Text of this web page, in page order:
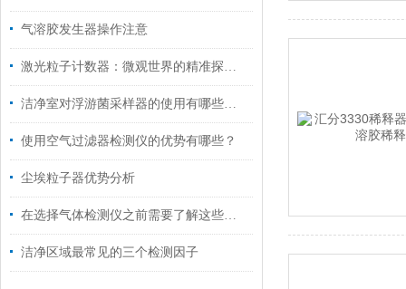
气溶胶发生器操作注意
激光粒子计数器：微观世界的精准探测者
洁净室对浮游菌采样器的使用有哪些要求
使用空气过滤器检测仪的优势有哪些？
尘埃粒子器优势分析
在选择气体检测仪之前需要了解这些情况
洁净区域最常见的三个检测因子